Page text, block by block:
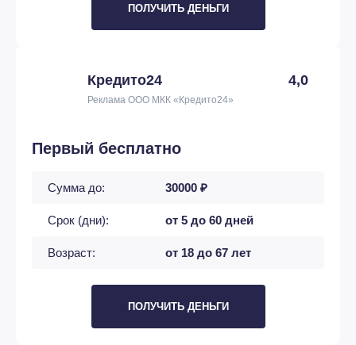
ПОЛУЧИТЬ ДЕНЬГИ
Кредито24 4,0
Реклама ООО МКК «Кредито24»
Первый бесплатно
Сумма до: 30000 ₽
Срок (дни): от 5 до 60 дней
Возраст: от 18 до 67 лет
ПОЛУЧИТЬ ДЕНЬГИ